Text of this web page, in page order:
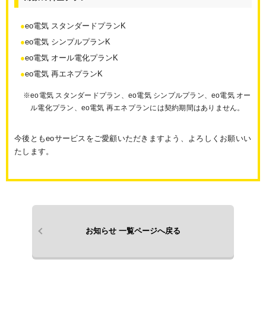
eo電気 スタンダードプランK
eo電気 シンプルプランK
eo電気 オール電化プランK
eo電気 再エネプランK
※eo電気 スタンダードプラン、eo電気 シンプルプラン、eo電気 オー
ル電化プラン、eo電気 再エネプランには契約期間はありません。
今後ともeoサービスをご愛顧いただきますよう、よろしくお願いい
たします。
お知らせ 一覧ページへ戻る